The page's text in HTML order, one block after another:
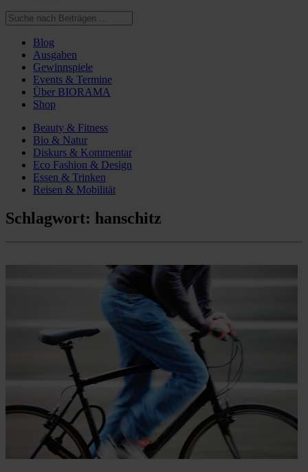
Blog
Ausgaben
Gewinnspiele
Events & Termine
Über BIORAMA
Shop
Beauty & Fitness
Bio & Natur
Diskurs & Kommentar
Eco Fashion & Design
Essen & Trinken
Reisen & Mobilität
Schlagwort: hanschitz